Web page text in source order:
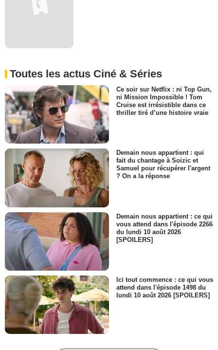
Toutes les actus Ciné & Séries
Ce soir sur Netflix : ni Top Gun,
ni Mission Impossible ! Tom
Cruise est irrésistible dans ce
thriller tiré d’une histoire vraie
Demain nous appartient : qui
fait du chantage à Soizic et
Samuel pour récupérer l'argent
? On a la réponse
Demain nous appartient : ce qui
vous attend dans l'épisode 2266
du lundi 10 août 2026
[SPOILERS]
Ici tout commence : ce qui vous
attend dans l'épisode 1498 du
lundi 10 août 2026 [SPOILERS]